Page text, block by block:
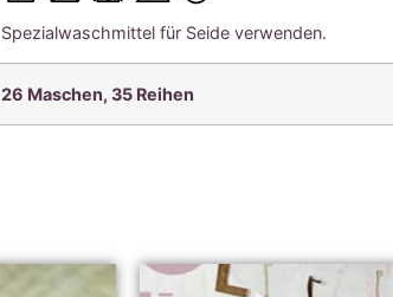
Spezialwaschmittel für Seide verwenden.
26 Maschen, 35 Reihen